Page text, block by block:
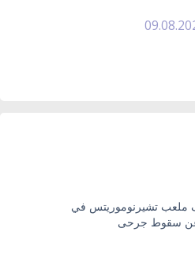
تشيرنوموريتس في
عن سقوط جرحى